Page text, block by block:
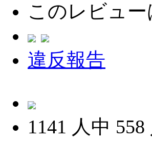
このレビュ
違反報告
1141 人中 558